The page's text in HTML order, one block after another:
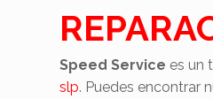
Speed Service es un
slp. Puedes encontrar